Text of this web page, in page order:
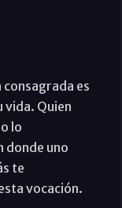
es
vida. Quien
lo
donde uno
te
vocación.